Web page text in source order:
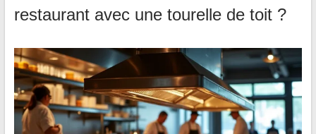
restaurant avec une tourelle de toit ?